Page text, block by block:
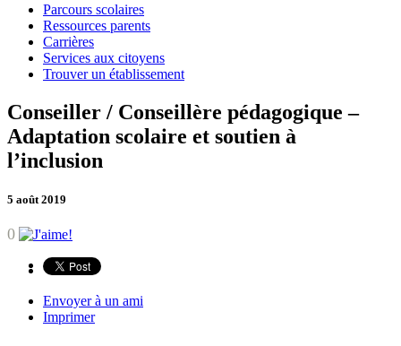
Parcours scolaires
Ressources parents
Carrières
Services aux citoyens
Trouver un établissement
Conseiller / Conseillère pédagogique –
Adaptation scolaire et soutien à
l’inclusion
5 août 2019
0
Envoyer à un ami
Imprimer